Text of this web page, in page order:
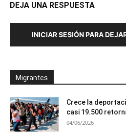
DEJA UNA RESPUESTA
INICIAR SESIÓN PARA
Migrantes
Crece la
casi 19.500
04/06/2026